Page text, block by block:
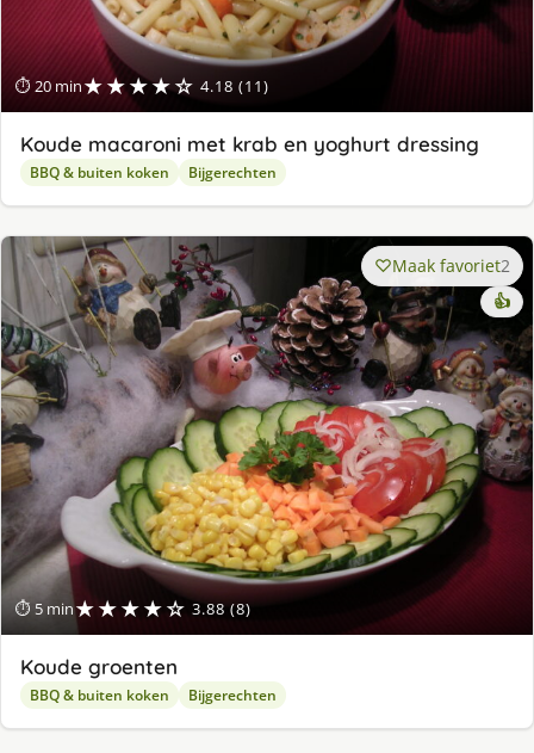
⏱ 20 min★★★★☆ 4.18 (11)
Koude macaroni met krab en yoghurt dressing
BBQ & buiten koken Bijgerechten
⏱ 5 min★★★★☆ 3.88 (8)
Maak favoriet2
👍
Koude groenten
BBQ & buiten koken Bijgerechten